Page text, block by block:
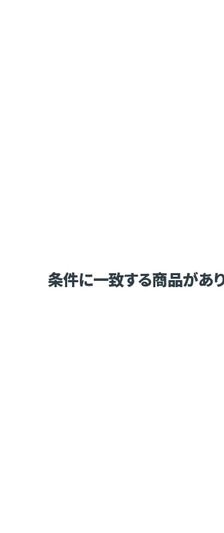
条件に一致する商品があ